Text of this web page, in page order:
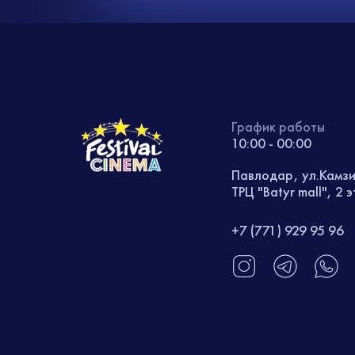
График работы
10:00 - 00:00
Павлодар,
ТРЦ "Batyr mall", 2
+7 (771) 929 95 96